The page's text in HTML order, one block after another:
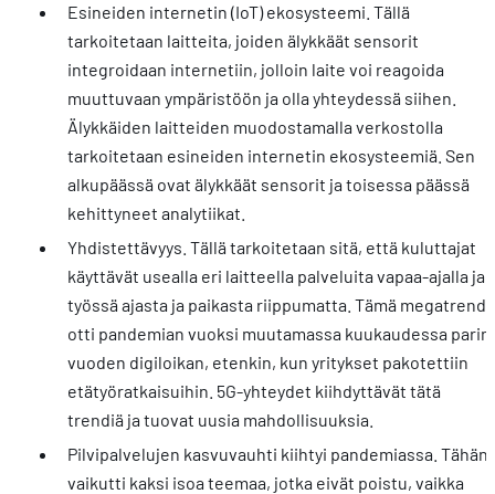
Esineiden internetin (IoT) ekosysteemi. Tällä
tarkoitetaan laitteita, joiden älykkäät sensorit
integroidaan internetiin, jolloin laite voi reagoida
muuttuvaan ympäristöön ja olla yhteydessä siihen.
Älykkäiden laitteiden muodostamalla verkostolla
tarkoitetaan esineiden internetin ekosysteemiä. Sen
alkupäässä ovat älykkäät sensorit ja toisessa päässä
kehittyneet analytiikat.
Yhdistettävyys. Tällä tarkoitetaan sitä, että kuluttajat
käyttävät usealla eri laitteella palveluita vapaa-ajalla ja
työssä ajasta ja paikasta riippumatta. Tämä megatrendi
otti pandemian vuoksi muutamassa kuukaudessa parin
vuoden digiloikan, etenkin, kun yritykset pakotettiin
etätyöratkaisuihin. 5G-yhteydet kiihdyttävät tätä
trendiä ja tuovat uusia mahdollisuuksia.
Pilvipalvelujen kasvuvauhti kiihtyi pandemiassa. Tähän
vaikutti kaksi isoa teemaa, jotka eivät poistu, vaikka